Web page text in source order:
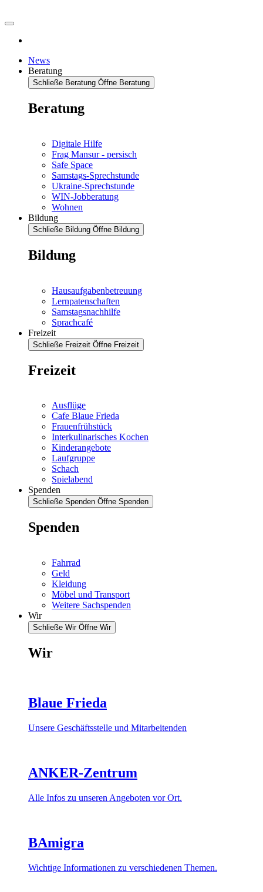
News
Beratung
Schließe Beratung Öffne Beratung
Beratung
Digitale Hilfe
Frag Mansur - persisch
Safe Space
Samstags-Sprechstunde
Ukraine-Sprechstunde
WIN-Jobberatung
Wohnen
Bildung
Schließe Bildung Öffne Bildung
Bildung
Hausaufgabenbetreuung
Lernpatenschaften
Samstagsnachhilfe
Sprachcafé
Freizeit
Schließe Freizeit Öffne Freizeit
Freizeit
Ausflüge
Cafe Blaue Frieda
Frauenfrühstück
Interkulinarisches Kochen
Kinderangebote
Laufgruppe
Schach
Spielabend
Spenden
Schließe Spenden Öffne Spenden
Spenden
Fahrrad
Geld
Kleidung
Möbel und Transport
Weitere Sachspenden
Wir
Schließe Wir Öffne Wir
Wir
Blaue Frieda
Unsere Geschäftsstelle und Mitarbeitenden
ANKER-Zentrum
Alle Infos zu unseren Angeboten vor Ort.
BAmigra
Wichtige Informationen zu verschiedenen Themen.